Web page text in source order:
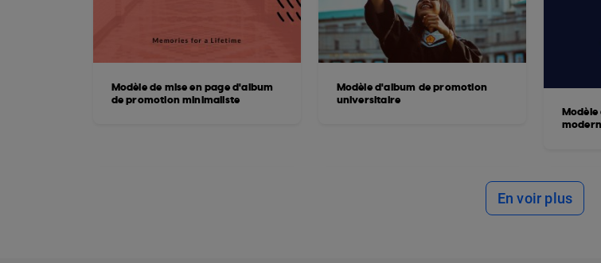
Modèle de mise en page d'album
de promotion minimaliste
Modèle d'album de promotion
universitaire
En voir plus